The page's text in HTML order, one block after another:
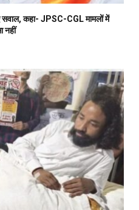
सवाल, कहा- JPSC-CGL मामलों में
नहीं